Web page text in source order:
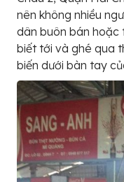
nên không nhiều
dân buôn bán hoặc
biết tới và ghé qua
biến dưới bàn tay